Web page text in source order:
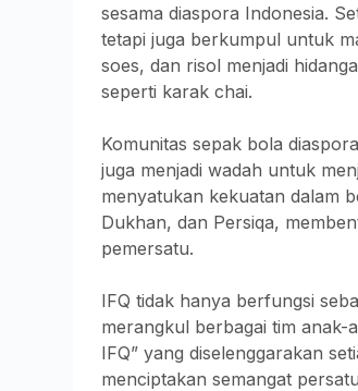
sesama diaspora Indonesia.
tetapi juga berkumpul untuk
soes, dan risol menjadi
seperti karak chai.
Komunitas sepak bola
juga menjadi wadah untuk
menyatukan kekuatan dalam
Dukhan, dan Persiqa,
pemersatu.
IFQ tidak hanya berfungsi
merangkul berbagai tim anak-
IFQ” yang diselenggarakan
menciptakan semangat